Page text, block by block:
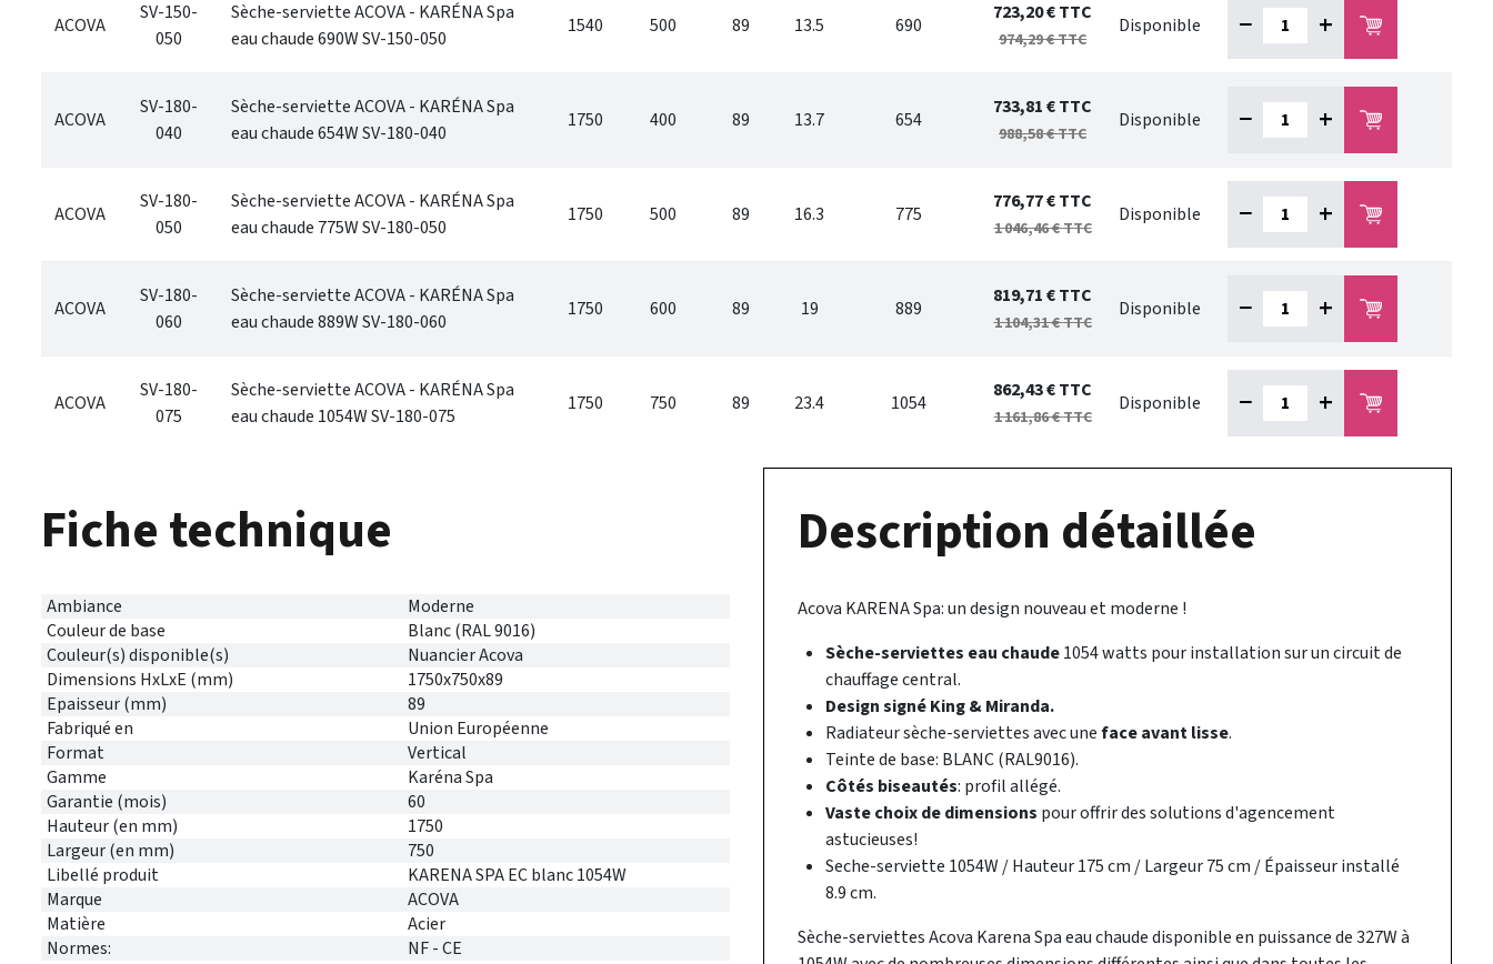
ACOVA
SV-150-
050
Sèche-serviette ACOVA - KARÉNA Spa
eau chaude 690W SV-150-050
1540 500 89 13.5 690
723,20 €TTC
974,29 €TTC
Disponible − +
ACOVA
SV-180-
040
Sèche-serviette ACOVA - KARÉNA Spa
eau chaude 654W SV-180-040
1750 400 89 13.7 654
733,81 €TTC
988,58 €TTC
Disponible − +
ACOVA
SV-180-
050
Sèche-serviette ACOVA - KARÉNA Spa
eau chaude 775W SV-180-050
1750 500 89 16.3 775
776,77 €TTC
1 046,46 €TTC
Disponible − +
ACOVA
SV-180-
060
Sèche-serviette ACOVA - KARÉNA Spa
eau chaude 889W SV-180-060
1750 600 89 19 889
819,71 €TTC
1 104,31 €TTC
Disponible − +
ACOVA
SV-180-
075
Sèche-serviette ACOVA - KARÉNA Spa
eau chaude 1054W SV-180-075
1750 750 89 23.4 1054
862,43 €TTC
1 161,86 €TTC
Disponible − +
Fiche technique
Ambiance
Moderne
Couleur de base
Blanc (RAL 9016)
Couleur(s) disponible(s)
Nuancier Acova
Dimensions HxLxE (mm)
1750x750x89
Epaisseur (mm)
89
Fabriqué en
Union Européenne
Format
Vertical
Gamme
Karéna Spa
Garantie (mois)
60
Hauteur (en mm)
1750
Largeur (en mm)
750
Libellé produit
KARENA SPA EC blanc 1054W
Marque
ACOVA
Matière
Acier
Normes:
NF - CE
Description détaillée
Acova KARENA Spa: un design nouveau et moderne !
Sèche-serviettes eau chaude1054 watts pour installation sur un circuit de
chauffage central.
Design signé King & Miranda.
Radiateur sèche-serviettes avec uneface avant lisse.
Teinte de base: BLANC (RAL9016).
Côtés biseautés: profil allégé.
Vaste choix de dimensions pour offrir des solutions d'agencement
astucieuses!
Seche-serviette 1054W / Hauteur 175 cm / Largeur 75 cm / Épaisseur installé
8.9 cm.
Sèche-serviettes Acova Karena Spa eau chaude disponible en puissance de 327W à